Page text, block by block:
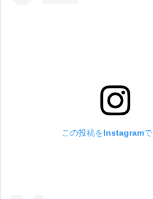
この投稿をInstagramで